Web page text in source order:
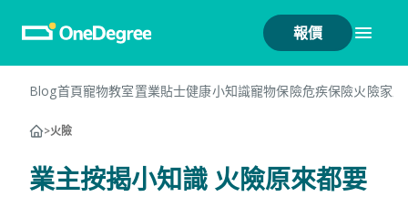
報價
Blog首頁寵物教室置業貼士健康小知識寵物保險危疾保險火險家
>火險
業主按揭小知識 火險原來都要